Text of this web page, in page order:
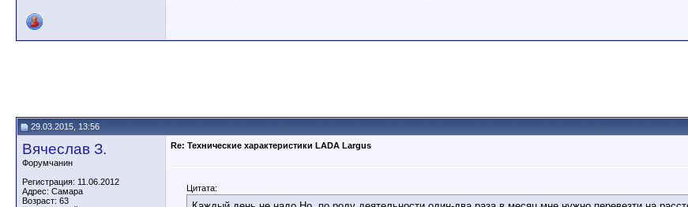
29.03.2015, 13:56
Вячеслав З.
Форумчанин
Регистрация: 11.06.2012
Адрес: Самара
Возраст: 63
Re: Технические характеристики LADA Largus
Цитата: